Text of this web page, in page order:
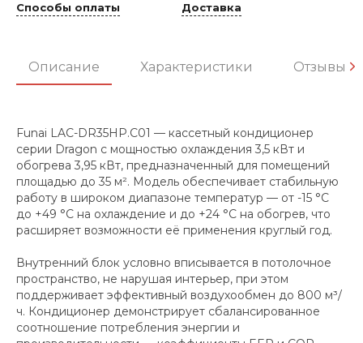
Способы оплаты Доставка
Описание Характеристики Отзывы
Funai LAC-DR35HP.C01 — кассетный кондиционер
серии Dragon с мощностью охлаждения 3,5 кВт и
обогрева 3,95 кВт, предназначенный для помещений
площадью до 35 м². Модель обеспечивает стабильную
работу в широком диапазоне температур — от -15 °C
до +49 °C на охлаждение и до +24 °C на обогрев, что
расширяет возможности её применения круглый год.
Внутренний блок условно вписывается в потолочное
пространство, не нарушая интерьер, при этом
поддерживает эффективный воздухообмен до 800 м³/
ч. Кондиционер демонстрирует сбалансированное
соотношение потребления энергии и